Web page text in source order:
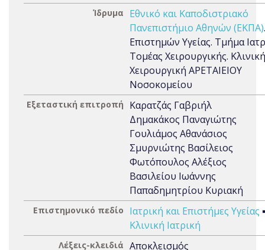
Ίδρυμα
Εθνικό και Καποδιστριακό
Πανεπιστήμιο Αθηνών (ΕΚΠΑ)
Επιστημών Υγείας. Τμήμα
Τομέας Χειρουργικής.
Χειρουργική ΑΡΕΤΑΙΕΙΟΥ
Νοσοκομείου
Εξεταστική επιτροπή
Καρατζάς Γαβριήλ
Δημακάκος Παναγιώτης
Γουλιάμος Αθανάσιος
Σμυρνιώτης Βασίλειος
Φωτόπουλος Αλέξιος
Βασιλείου Ιωάννης
Παπαδημητρίου Κυριακή
Επιστημονικό πεδίο Ιατρική και Επιστήμες Υγείας
Κλινική Ιατρική
Λέξεις-κλειδιά Αποκλεισμός